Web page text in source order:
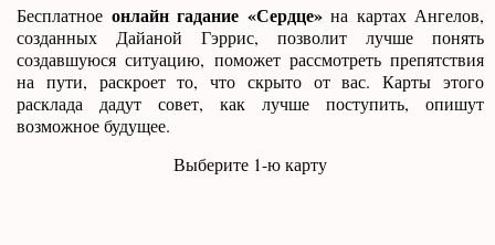
Бесплатное онлайн гадание «Сердце»на картах Ангелов,
созданных Дайаной Гэррис, позволит лучше понять
создавшуюся ситуацию, поможет рассмотреть препятствия
на пути, раскроет то, что скрыто от вас. Карты этого
расклада дадут совет, как лучше поступить, опишут
возможное будущее.
Выберите 1-ю карту